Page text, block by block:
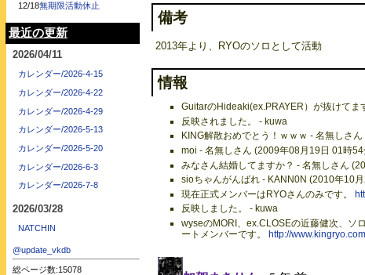
備考
2013年より、RYOのソロとして活動
情報
GuitarのHideaki(ex.PRAYER）が抜けて
反映されました。 - kuwa
KING解散おめでとう！ｗｗｗ - 名無しさ
moi - 名無しさん (2009年08月19日 01時
みなさん結婚してますか？ - 名無しさん
sioちゃんがんばれ - KANN0N (2010年10
現在正式メンバーはRYOさんのみです。
反映しました。 - kuwa
wyseのMORI、ex.CLOSEの近藤健次、ソ
ートメンバーです。
http://
12/18無期限活動休止
最近の更新
2026/04/11
カレンダー/2026-4-15
カレンダー/2026-4-22
カレンダー/2026-4-29
カレンダー/2026-5-13
カレンダー/2026-5-20
カレンダー/2026-6-3
カレンダー/2026-7-8
2026/03/28
NATCHIN
@update_vkdb
総ページ数:15078